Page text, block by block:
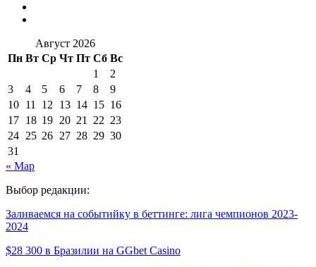
Август 2026
Пн Вт Ср Чт Пт Сб Вс
1
2
3
4 5 6 7 8
9
10 11 12 13 14 15 16
17 18 19 20 21 22 23
24 25 26 27 28 29 30
31
« Мар
Выбор редакции:
Заливаемся на событийку в беттинге: лига чемпионов 2023-
2024
$28 300 в Бразилии на GGbet Casino